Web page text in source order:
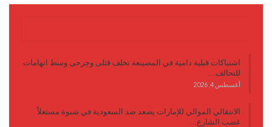
اشتباكات قبلية دامية في المصينعة تخلف قتلى وجرحى وسط اتهامات
للتحالف…
أغسطس 4, 2026
الانتقالي الموالي للإمارات يصعد ضد السعودية في شبوة مستغلاً
غضب الشارع…